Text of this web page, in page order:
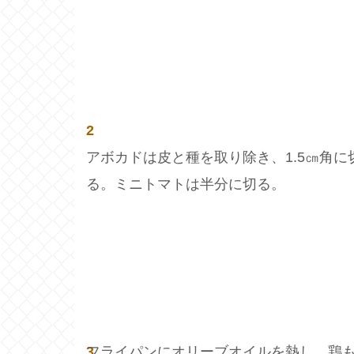
2
アボカドは皮と種を取り除き、1.5㎝角に
る。ミニトマトは半分に切る。